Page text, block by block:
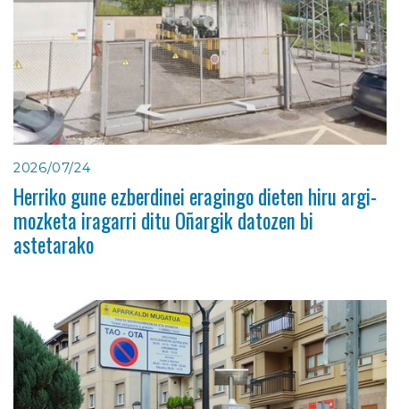
2026/07/24
Herriko gune ezberdinei eragingo dieten hiru argi-
mozketa iragarri ditu Oñargik datozen bi
astetarako